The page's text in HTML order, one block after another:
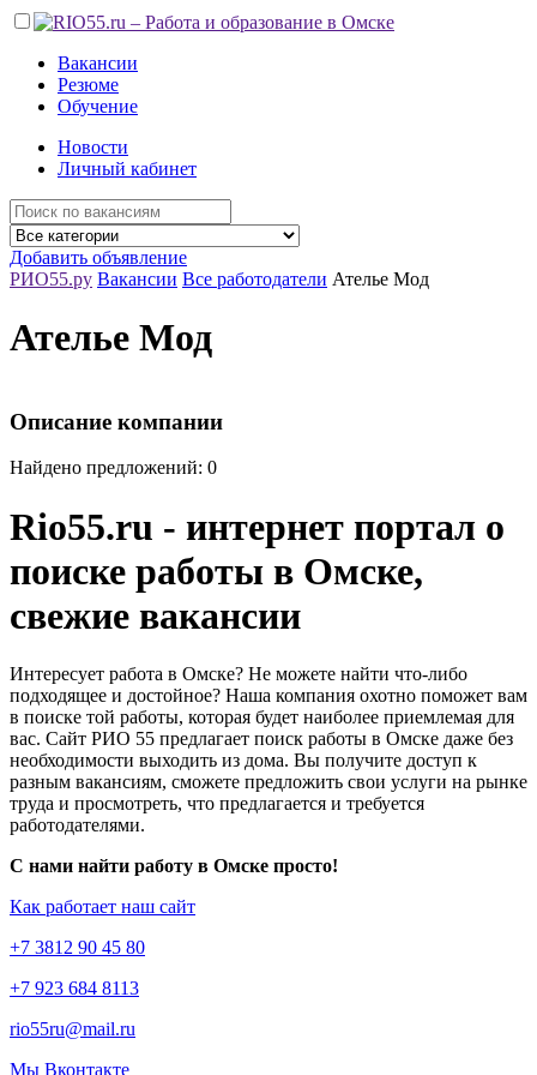
Вакансии
Резюме
Обучение
Новости
Личный кабинет
Добавить объявление
РИО55.ру Вакансии Все работодатели Ателье Мод
Ателье Мод
Описание компании
Найдено предложений: 0
Rio55.ru - интернет портал о
поиске работы в Омске,
свежие вакансии
Интересует работа в Омске? Не можете найти что-либо
подходящее и достойное? Наша компания охотно поможет вам
в поиске той работы, которая будет наиболее приемлемая для
вас. Сайт РИО 55 предлагает поиск работы в Омске даже без
необходимости выходить из дома. Вы получите доступ к
разным вакансиям, сможете предложить свои услуги на рынке
труда и просмотреть, что предлагается и требуется
работодателями.
С нами найти работу в Омске просто!
Как работает наш сайт
+7 3812 90 45 80
+7 923 684 8113
rio55ru@mail.ru
Мы Вконтакте